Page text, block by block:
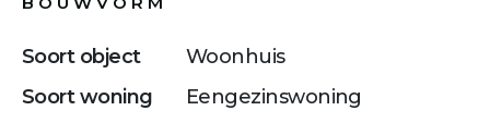
Soort object
Woonhuis
Soort woning
Eengezinswoning